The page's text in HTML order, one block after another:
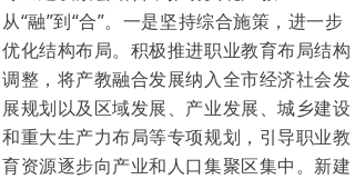
从“融”到“合”。一是坚持综合施策，进一步
优化结构布局。积极推进职业教育布局结构
调整，将产教融合发展纳入全市经济社会发
展规划以及区域发展、产业发展、城乡建设
和重大生产力布局等专项规划，引导职业教
育资源逐步向产业和人口集聚区集中。新建